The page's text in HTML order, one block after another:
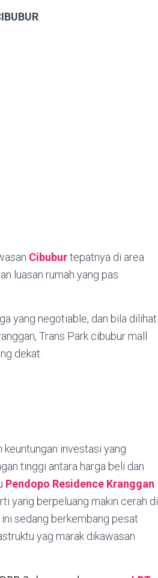
Cibuburtepatnya di area
luasan rumah yang pas
yang negotiable, dan bila dilihat
Trans Park cibubur mall
dekat.
investasi yang
tinggi antara harga beli dan
Pendopo Residence Kranggan
yang berpeluang makin cerah di
sedang berkembang pesat
yag marak dikawasan